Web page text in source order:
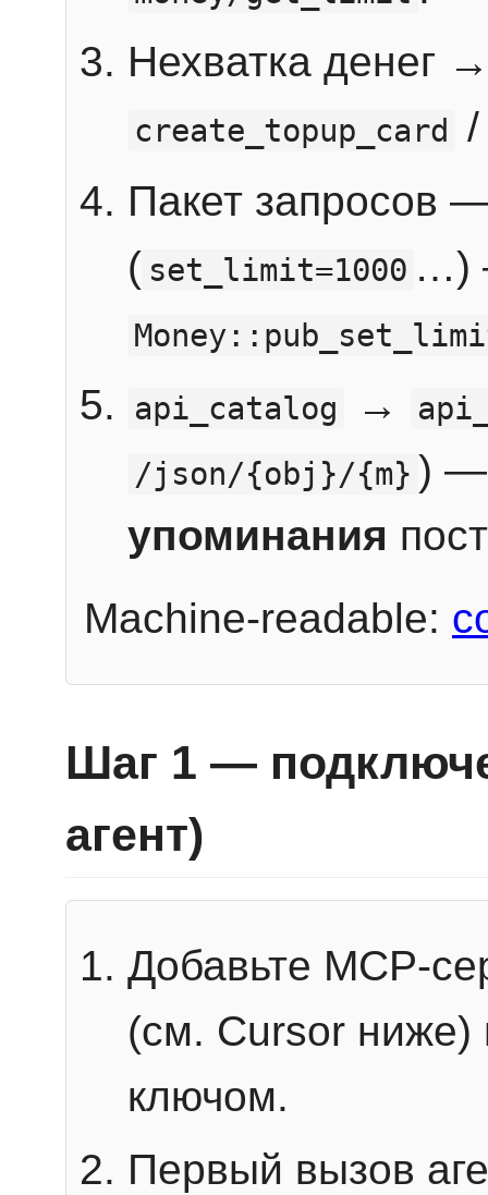
Нехватка денег
create_topup_card
Пакет запросов
( set_limit=1000 …)
api_catalog
→
/json/{obj}/{m} ) —
упоминания
Machine-readable:
Шаг 1 —
агент)
Добавьте MCP-
(см. Cursor ниже)
ключом.
Первый вызов